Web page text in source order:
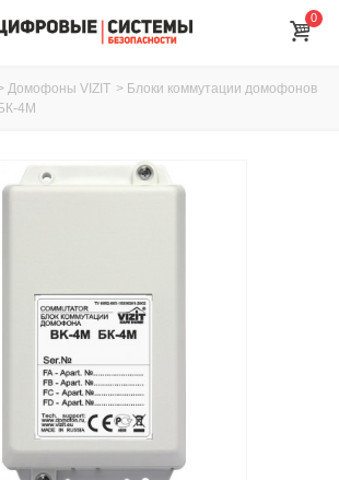
0
Домофоны VIZIT > Блоки коммутации домофонов
БК-4М